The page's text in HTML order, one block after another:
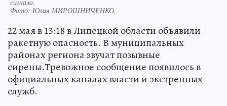
сигнала.
Фото: Юлия МИРОШНИЧЕНКО.
22 мая в 13:18 в Липецкой области объявили
ракетную опасность. В муниципальных
районах региона звучат позывные
сирены.Тревожное сообщение появилось в
официальных каналах власти и экстренных
служб.